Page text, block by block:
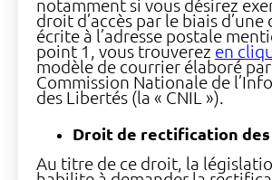
notamment si vous désirez
droit d’accès par le biais d’une
écrite à l’adresse postale
point 1, vous trouverez en
modèle de courrier élaboré
Commission Nationale de
des Libertés (la « CNIL »).
Droit de rectification des
Au titre de ce droit, la